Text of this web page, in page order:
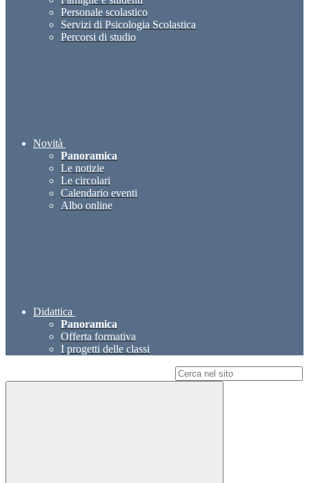
Personale scolastico
Servizi di Psicologia Scolastica
Percorsi di studio
Novità
Panoramica
Le notizie
Le circolari
Calendario eventi
Albo online
Didattica
Panoramica
Offerta formativa
I progetti delle classi